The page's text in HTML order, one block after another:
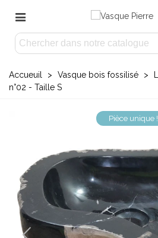
Accueuil > Vasque bois fossilisé >
n°02 - Taille S
Pièce unique !